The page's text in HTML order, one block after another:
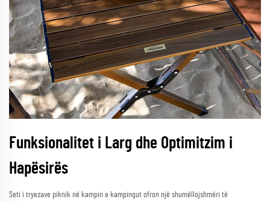
Funksionalitet i Larg dhe Optimitzim i
Hapësirës
Seti i tryezave piknik në kampin e kampingut ofron një shumëllojshmëri të